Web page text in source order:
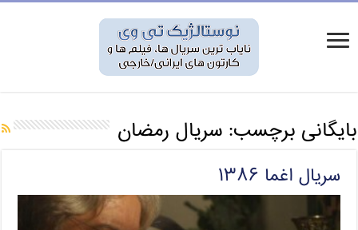
بایگانی برچسب:سریال رمضان
سریال اغما ۱۳۸۶